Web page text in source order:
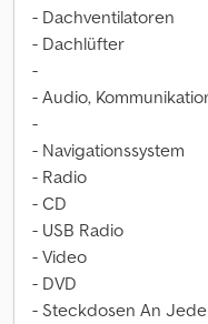
- Dachventilatoren
- Dachlüfter
-
- Audio,
-
- Navigationssystem
- Radio
- CD
- USB Radio
- Video
- DVD
- Steckdosen An